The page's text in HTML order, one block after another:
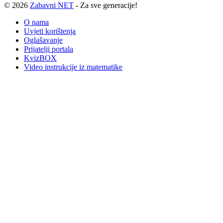
© 2026 Zabavni NET - Za sve generacije!
O nama
Uvjeti korištenja
Oglašavanje
Prijatelji portala
KvizBOX
Video instrukcije iz matematike